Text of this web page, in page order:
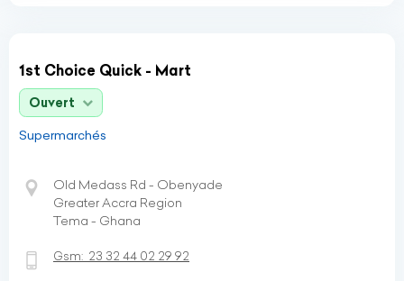
1st Choice Quick - Mart
Ouvert
Supermarchés
Old Medass Rd - Obenyade
Greater Accra Region
Tema - Ghana
Gsm: 23 32 44 02 29 92